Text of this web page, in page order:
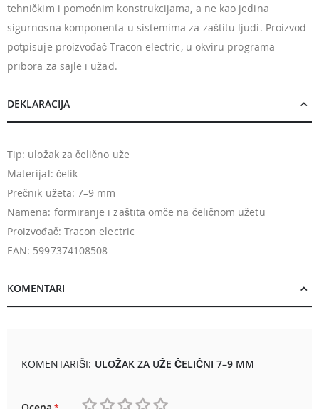
tehničkim i pomoćnim konstrukcijama, a ne kao jedina
sigurnosna komponenta u sistemima za zaštitu ljudi. Proizvod
potpisuje proizvođač Tracon electric, u okviru programa
pribora za sajle i užad.
DEKLARACIJA
Tip: uložak za čelično uže
Materijal: čelik
Prečnik užeta: 7–9 mm
Namena: formiranje i zaštita omče na čeličnom užetu
Proizvođač: Tracon electric
EAN: 5997374108508
KOMENTARI
KOMENTARIŠI: ULOŽAK ZA UŽE ČELIČNI 7–9 MM